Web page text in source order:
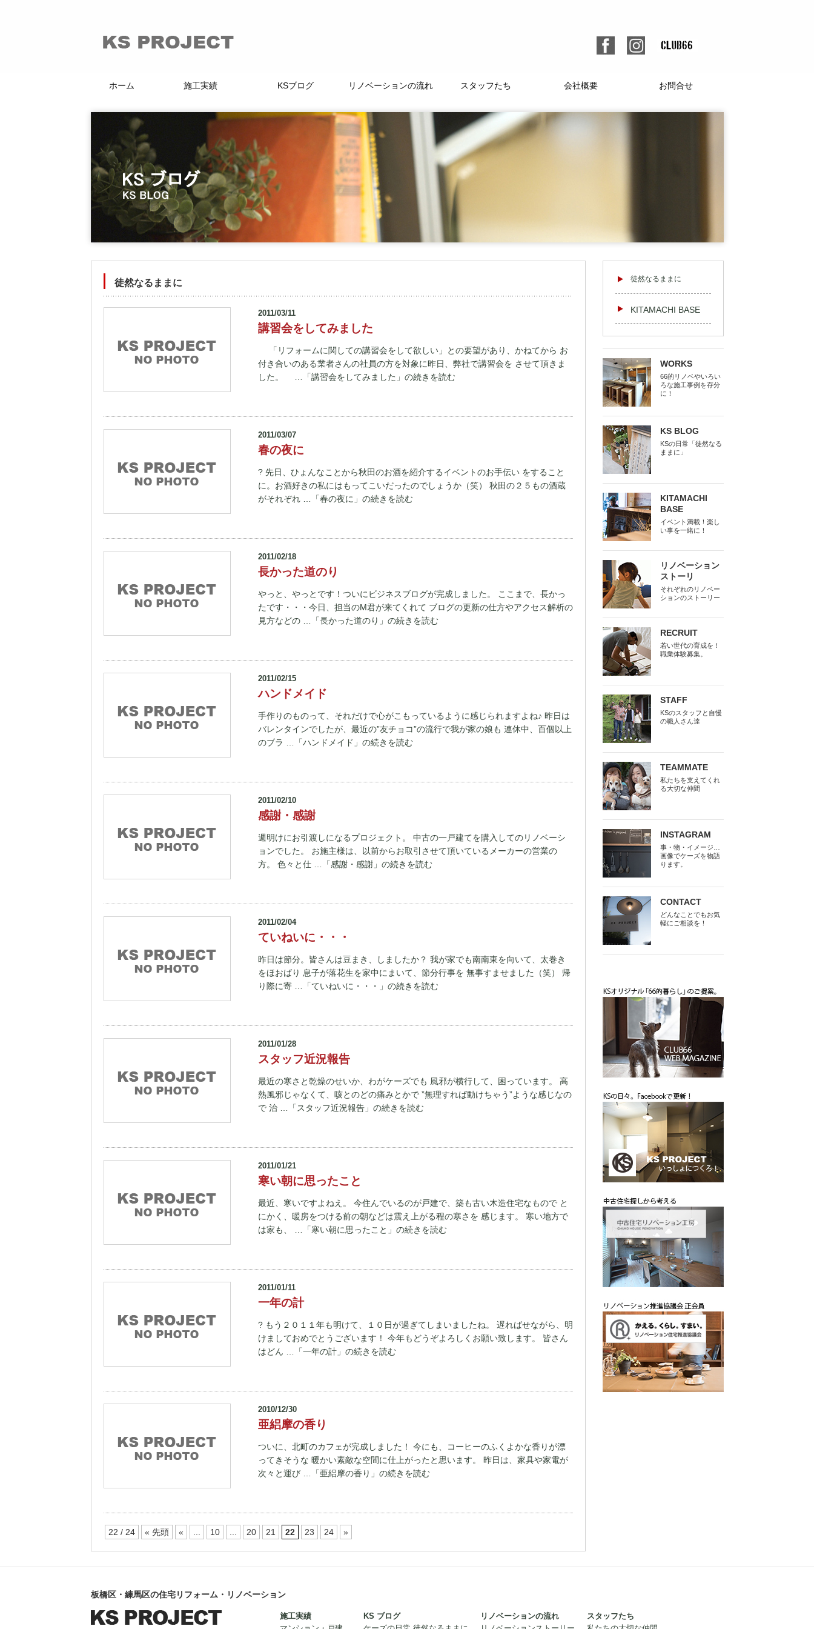
ホーム 施工実績 KSブログ リノベーションの流れ スタッフたち 会社概要 お問合せ
徒然なるままに
2011/03/11
講習会をしてみました
「リフォームに関しての講習会をして欲しい」との要望があり、かねてから お
付き合いのある業者さんの社員の方を対象に昨日、弊社で講習会を させて頂きま
した。 …「講習会をしてみました」の続きを読む
2011/03/07
春の夜に
? 先日、ひょんなことから秋田のお酒を紹介するイベントのお手伝い をすること
に。お酒好きの私にはもってこいだったのでしょうか（笑） 秋田の２５もの酒蔵
がそれぞれ …「春の夜に」の続きを読む
2011/02/18
長かった道のり
やっと、やっとです！ついにビジネスブログが完成しました。 ここまで、長かっ
たです・・・今日、担当のM君が来てくれて ブログの更新の仕方やアクセス解析の
見方などの …「長かった道のり」の続きを読む
2011/02/15
ハンドメイド
手作りのものって、それだけで心がこもっているように感じられますよね♪ 昨日は
バレンタインでしたが、最近の”友チョコ”の流行で我が家の娘も 連休中、百個以上
のブラ …「ハンドメイド」の続きを読む
2011/02/10
感謝・感謝
週明けにお引渡しになるプロジェクト。 中古の一戸建てを購入してのリノベーシ
ョンでした。 お施主様は、以前からお取引させて頂いているメーカーの営業の
方。 色々と仕 …「感謝・感謝」の続きを読む
2011/02/04
ていねいに・・・
昨日は節分。皆さんは豆まき、しましたか？ 我が家でも南南東を向いて、太巻き
をほおばり 息子が落花生を家中にまいて、節分行事を 無事すませました（笑） 帰
り際に寄 …「ていねいに・・・」の続きを読む
2011/01/28
スタッフ近況報告
最近の寒さと乾燥のせいか、わがケーズでも 風邪が横行して、困っています。 高
熱風邪じゃなくて、咳とのどの痛みとかで ”無理すれば動けちゃう”ような感じなの
で 治 …「スタッフ近況報告」の続きを読む
2011/01/21
寒い朝に思ったこと
最近、寒いですよねえ。 今住んでいるのが戸建で、築も古い木造住宅なもので と
にかく、暖房をつける前の朝などは震え上がる程の寒さを 感じます。 寒い地方で
は家も、 …「寒い朝に思ったこと」の続きを読む
2011/01/11
一年の計
? もう２０１１年も明けて、１０日が過ぎてしまいましたね。 遅ればせながら、明
けましておめでとうございます！ 今年もどうぞよろしくお願い致します。 皆さん
はどん …「一年の計」の続きを読む
2010/12/30
亜絽摩の香り
ついに、北町のカフェが完成しました！ 今にも、コーヒーのふくよかな香りが漂
ってきそうな 暖かい素敵な空間に仕上がったと思います。 昨日は、家具や家電が
次々と運び …「亜絽摩の香り」の続きを読む
22 / 24 « 先頭 « 10 20 21 22 23 24 »
徒然なるままに
KITAMACHI BASE
WORKS
66的リノベやいろい
ろな施工事例を存分
に！
KS BLOG
KSの日常「徒然なる
ままに」
KITAMACHI
BASE
イベント満載！楽し
い事を一緒に！
リノベーション
ストーリ
それぞれのリノベー
ションのストーリー
RECRUIT
若い世代の育成を！
職業体験募集。
STAFF
KSのスタッフと自慢
の職人さん達
TEAMMATE
私たちを支えてくれ
る大切な仲間
INSTAGRAM
事・物・イメージ…
画像でケーズを物語
ります。
CONTACT
どんなことでもお気
軽にご相談を！
板橋区・練馬区の住宅リフォーム・リノベーション
施工実績
KS ブログ
リノベーションの流れ
スタッフたち